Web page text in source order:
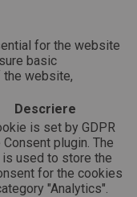
for the website
basic
website,
Descriere
is set by GDPR
plugin. The
used to store the
for the cookies
"Analytics".